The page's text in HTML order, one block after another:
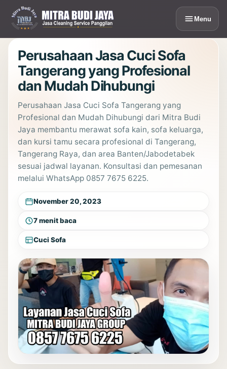
Lewati
Menu
Perusahaan Jasa Cuci Sofa
Tangerang yang Profesional
dan Mudah Dihubungi
Perusahaan Jasa Cuci Sofa Tangerang yang
Profesional dan Mudah Dihubungi dari Mitra Budi
Jaya membantu merawat sofa kain, sofa keluarga,
dan kursi tamu secara profesional di Tangerang,
Tangerang Raya, dan area Banten/Jabodetabek
sesuai jadwal layanan. Konsultasi dan pemesanan
melalui WhatsApp 0857 7675 6225.
November 20, 2023
7 menit baca
Cuci Sofa